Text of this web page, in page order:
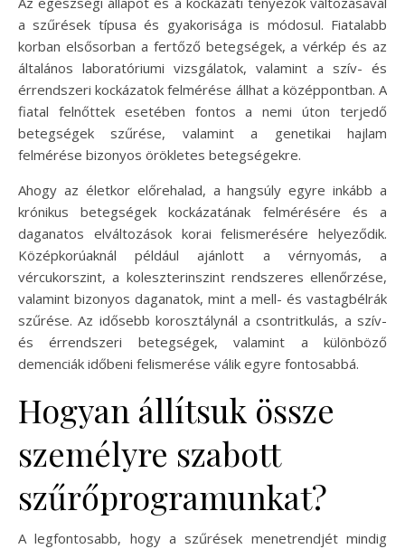
a szűrések típusa és gyakorisága is módosul. Fiatalabb
korban elsősorban a fertőző betegségek, a vérkép és az
általános laboratóriumi vizsgálatok, valamint a szív- és
érrendszeri kockázatok felmérése állhat a középpontban. A
fiatal felnőttek esetében fontos a nemi úton terjedő
betegségek szűrése, valamint a genetikai hajlam
felmérése bizonyos örökletes betegségekre.
Ahogy az életkor előrehalad, a hangsúly egyre inkább a
krónikus betegségek kockázatának felmérésére és a
daganatos elváltozások korai felismerésére helyeződik.
Középkorúaknál például ajánlott a vérnyomás, a
vércukorszint, a koleszterinszint rendszeres ellenőrzése,
valamint bizonyos daganatok, mint a mell- és vastagbélrák
szűrése. Az idősebb korosztálynál a csontritkulás, a szív-
és érrendszeri betegségek, valamint a különböző
demenciák időbeni felismerése válik egyre fontosabbá.
Hogyan állítsuk össze
személyre szabott
szűrőprogramunkat?
A legfontosabb, hogy a szűrések menetrendjét mindig